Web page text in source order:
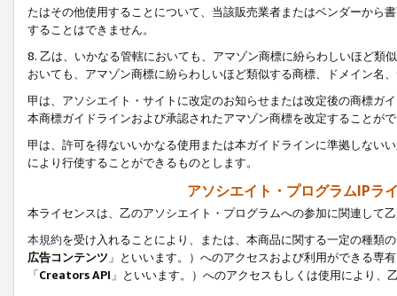
たはその他使用することについて、当該販売業者またはベンダーから
することはできません。
8. 乙は、いかなる管轄においても、アマゾン商標に紛らわしいほど類
おいても、アマゾン商標に紛らわしいほど類似する商標、ドメイン名
甲は、アソシエイト・サイトに改定のお知らせまたは改定後の商標ガ
本商標ガイドラインおよび承認されたアマゾン商標を改定することが
甲は、許可を得ないいかなる使用または本ガイドラインに準拠しない
により行使することができるものとします。
アソシエイト・プログラムIPラ
本ライセンスは、乙のアソシエイト・プログラムへの参加に関連して
本規約を受け入れることにより、または、本商品に関する一定の種類
広告コンテンツ 」といいます。）へのアクセスおよび利用ができる専
「Creators API 」といいます。）へのアクセスもしくは使用により